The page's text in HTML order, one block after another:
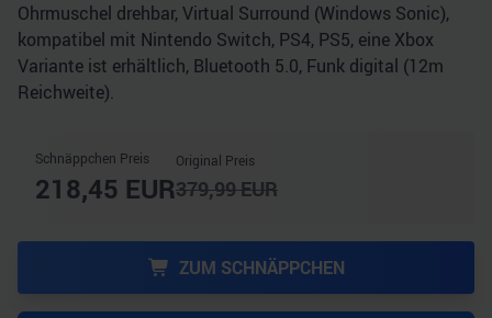
Ohrmuschel drehbar, Virtual Surround (Windows Sonic),
kompatibel mit Nintendo Switch, PS4, PS5, eine Xbox
Variante ist erhältlich, Bluetooth 5.0, Funk digital (12m
Reichweite).
Schnäppchen Preis
218,45 EUR
Original Preis
379,99EUR
ZUM SCHNÄPPCHEN